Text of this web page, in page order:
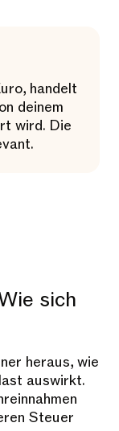
handelt
deinem
wird. Die
sich
heraus, wie
auswirkt.
Steuer